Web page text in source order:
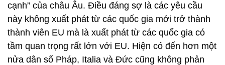
cạnh” của châu Âu. Điều đáng sợ là các yêu cầu
này không xuất phát từ các quốc gia mới trở thành
thành viên EU mà là xuất phát từ các quốc gia có
tầm quan trọng rất lớn với EU. Hiện có đến hơn một
nửa dân số Pháp, Italia và Đức cũng không phản